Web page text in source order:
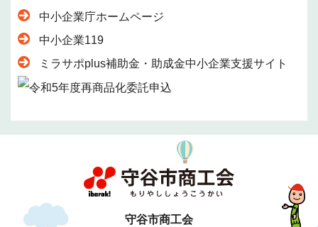
中小企業庁ホームページ
中小企業119
ミラサポplus補助金・助成金中小企業支援サイト
守谷市商工会